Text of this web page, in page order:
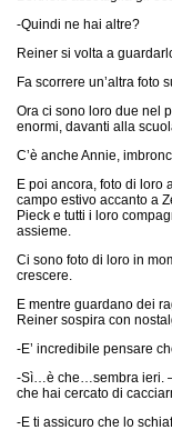
-Quindi ne hai altre?
Reiner si volta a
Fa scorrere un’altra foto
Ora ci sono loro due nel
enormi, davanti alla
C’è anche Annie,
E poi ancora, foto di loro
campo estivo accanto a
Pieck e tutti i loro
assieme.
Ci sono foto di loro in
crescere.
E mentre guardano dei
Reiner sospira con
-E’ incredibile pensare
-Sì…è che…sembra ieri.
che hai cercato di
-E ti assicuro che lo